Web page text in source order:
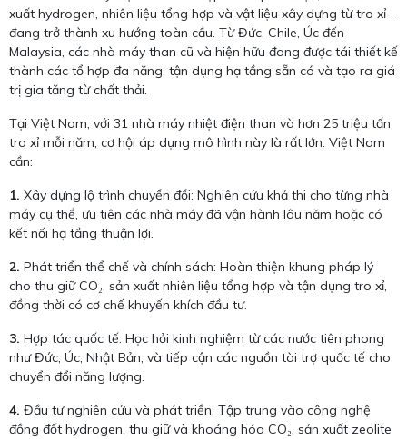
xuất hydrogen, nhiên liệu tổng hợp và vật liệu xây dựng từ tro xỉ –
đang trở thành xu hướng toàn cầu. Từ Đức, Chile, Úc đến
Malaysia, các nhà máy than cũ và hiện hữu đang được tái thiết kế
thành các tổ hợp đa năng, tận dụng hạ tầng sẵn có và tạo ra giá
trị gia tăng từ chất thải.
Tại Việt Nam, với 31 nhà máy nhiệt điện than và hơn 25 triệu tấn
tro xỉ mỗi năm, cơ hội áp dụng mô hình này là rất lớn. Việt Nam
cần:
1. Xây dựng lộ trình chuyển đổi: Nghiên cứu khả thi cho từng nhà
máy cụ thể, ưu tiên các nhà máy đã vận hành lâu năm hoặc có
kết nối hạ tầng thuận lợi.
2. Phát triển thể chế và chính sách: Hoàn thiện khung pháp lý
cho thu giữ CO₂, sản xuất nhiên liệu tổng hợp và tận dụng tro xỉ,
đồng thời có cơ chế khuyến khích đầu tư.
3. Hợp tác quốc tế: Học hỏi kinh nghiệm từ các nước tiên phong
như Đức, Úc, Nhật Bản, và tiếp cận các nguồn tài trợ quốc tế cho
chuyển đổi năng lượng.
4. Đầu tư nghiên cứu và phát triển: Tập trung vào công nghệ
đồng đốt hydrogen, thu giữ và khoáng hóa CO₂, sản xuất zeolite